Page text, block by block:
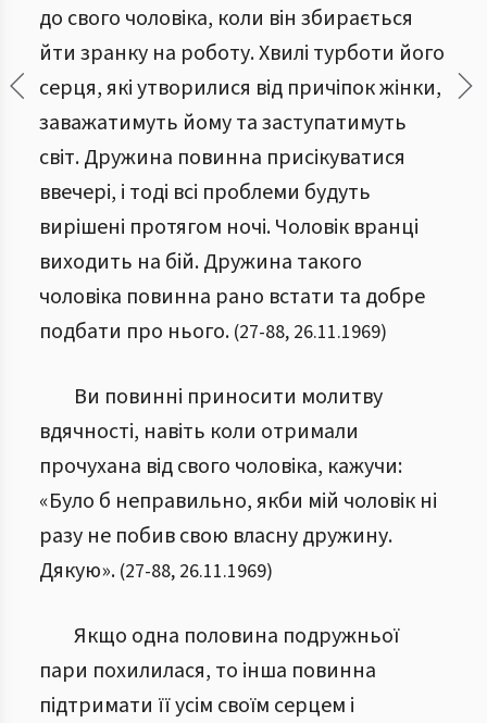
до свого чоловіка, коли він збирається
йти зранку на роботу. Хвилі турботи його
серця, які утворилися від причіпок жінки,
заважатимуть йому та заступатимуть
світ. Дружина повинна присікуватися
ввечері, і тоді всі проблеми будуть
вирішені протягом ночі. Чоловік вранці
виходить на бій. Дружина такого
чоловіка повинна рано встати та добре
подбати про нього. (27-88, 26.11.1969)
Ви повинні приносити молитву
вдячності, навіть коли отримали
прочухана від свого чоловіка, кажучи:
«Було б неправильно, якби мій чоловік ні
разу не побив свою власну дружину.
Дякую». (27-88, 26.11.1969)
Якщо одна половина подружньої
пари похилилася, то інша повинна
підтримати її усім своїм серцем і